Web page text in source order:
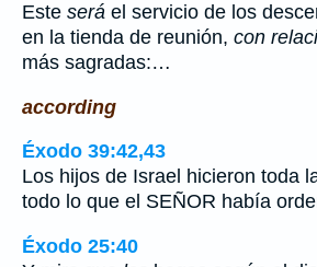
Este será el servicio de los
en la tienda de reunión, con
más sagradas:…
according
Éxodo 39:42,43
Los hijos de Israel hicieron toda
todo lo que el SEÑOR había
Éxodo 25:40